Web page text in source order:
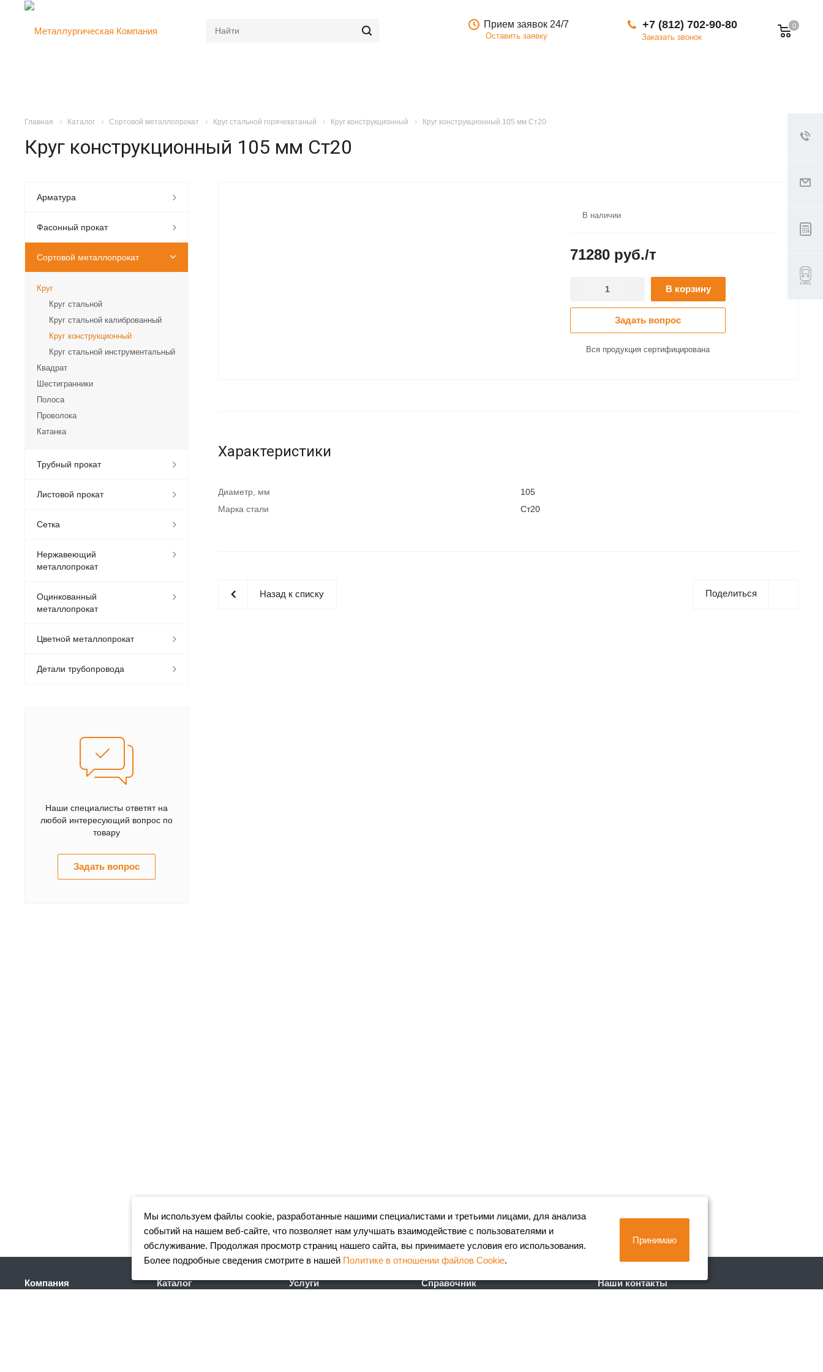
0
+7 (812) 702-90-80
Заказать звонок
Прием заявок 24/7
Оставить заявку
Главная Каталог Сортовой металлопрокат Круг стальной горячекатаный Круг конструкционный Круг конструкционный 105 мм Ст20
Круг конструкционный 105 мм Ст20
В наличии
71280 руб./т
В корзину
Задать вопрос
Вся продукция сертифицирована
Характеристики
Диаметр, мм
105
Марка стали
Ст20
Поделиться
Назад к списку
Арматура
Фасонный прокат
Сортовой металлопрокат
Круг
Круг стальной
Круг стальной калиброванный
Круг конструкционный
Круг стальной инструментальный
Квадрат
Шестигранники
Полоса
Проволока
Катанка
Трубный прокат
Листовой прокат
Сетка
Нержавеющий
металлопрокат
Оцинкованный
металлопрокат
Цветной металлопрокат
Детали трубопровода
Наши специалисты ответят на
любой интересующий вопрос по
товару
Задать вопрос
Компания Каталог Услуги Справочник Наши контакты
Мы используем файлы cookie, разработанные нашими специалистами и третьими лицами, для анализа
событий на нашем веб-сайте, что позволяет нам улучшать взаимодействие с пользователями и
обслуживание. Продолжая просмотр страниц нашего сайта, вы принимаете условия его использования.
Более подробные сведения смотрите в нашей Политике в отношении файлов Cookie.
Принимаю